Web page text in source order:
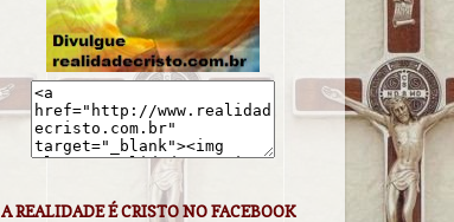
A REALIDADE É CRISTO NO FACEBOOK